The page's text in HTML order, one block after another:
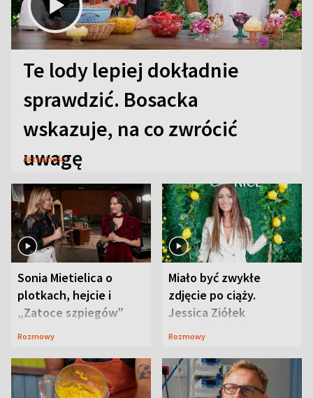
Te lody lepiej dokładnie
sprawdzić. Bosacka
wskazuje, na co zwrócić
uwagę
Aktualności
Sonia Mietielica o
plotkach, hejcie i
„Zatoce szpiegów”
Rozmowy
Miało być zwykłe
zdjęcie po ciąży.
Jessica Ziółek
wywołała lawinę
Rozmowy